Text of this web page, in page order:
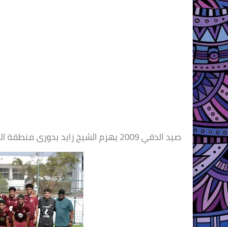
صيد الدقي 2009 يهزم الشيخ زايد بدورى منطقة الجيزة لكرة القدم